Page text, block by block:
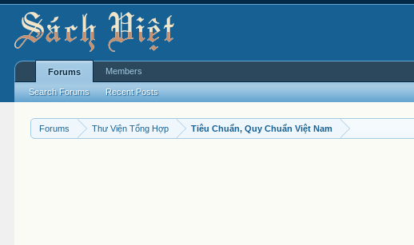
Forums Thư Viện Tổng Hợp Tiêu Chuẩn, Quy Chuẩn Việt Nam
Forums
Search Forums Recent Posts
Members